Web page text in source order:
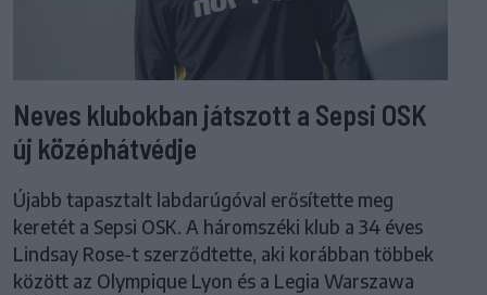
Neves klubokban játszott a Sepsi OSK
új középhátvédje
Újabb tapasztalt labdarúgóval erősítette meg
keretét a Sepsi OSK. A háromszéki klub a 34 éves
Lindsay Rose-t szerződtette, aki korábban többek
között az Olympique Lyon és a Legia Warszawa